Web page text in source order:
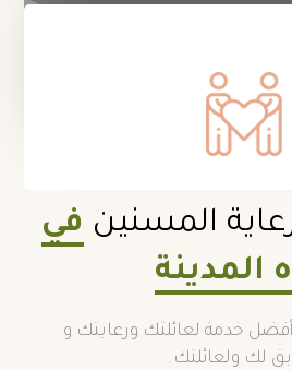
المسنين في
المدينة
خدمة لعائلتك ورعايتك و
لك ولعائلتك.